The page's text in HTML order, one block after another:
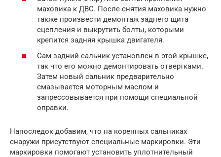
маховика к ДВС. После снятия маховика нужно
также произвести демонтаж заднего щита
сцепления и выкрутить болты, которыми
крепится задняя крышка двигателя.
Сам задний сальник установлен в этой крышке,
так что его можно демонтировать отвертками.
Затем новый сальник предварительно
смазывается моторным маслом и
запрессовывается при помощи специальной
оправки.
Напоследок добавим, что на коренных сальниках
снаружи присутствуют специальные маркировки. Эти
маркировки помогают установить уплотнительный